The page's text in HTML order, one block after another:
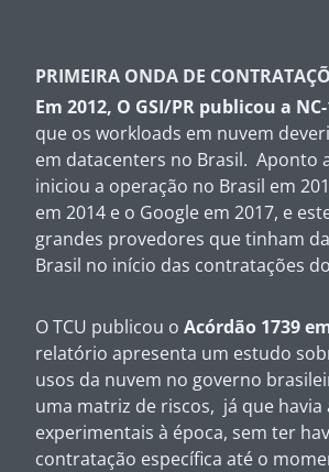
PRIMEIRA ONDA DE
Em 2012, O GSI/PR publicou a
que os workloads em nuvem
em datacenters no Brasil. Aponto
iniciou a operação no Brasil em
em 2014 e o Google em 2017, e
grandes provedores que tinham
Brasil no início das contratações
O TCU publicou o Acórdão 1739
relatório apresenta um estudo
usos da nuvem no governo
uma matriz de riscos, já que havia
experimentais à época, sem ter
contratação específica até o